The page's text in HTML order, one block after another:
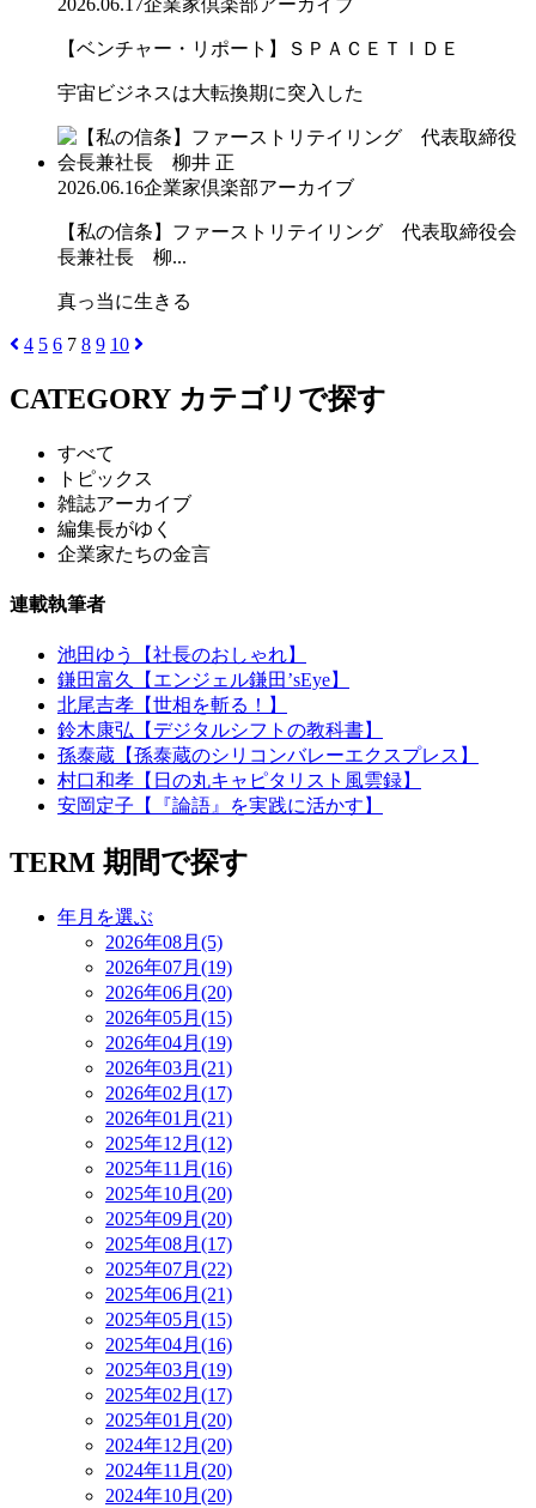
【ベンチャー・リポート】ＳＰＡＣＥＴＩＤＥ
宇宙ビジネスは大転換期に突入した
2026.06.16企業家倶楽部アーカイブ
【私の信条】ファーストリテイリング 代表取締役会
長兼社長 柳...
真っ当に生きる
4 5 6 7 8 9 10
CATEGORY カテゴリで探す
すべて
トピックス
雑誌アーカイブ
編集長がゆく
企業家たちの金言
連載執筆者
池田ゆう【社長のおしゃれ】
鎌田富久【エンジェル鎌田’sEye】
北尾吉孝【世相を斬る！】
鈴木康弘【デジタルシフトの教科書】
孫泰蔵【孫泰蔵のシリコンバレーエクスプレス】
村口和孝【日の丸キャピタリスト風雲録】
安岡定子【『論語』を実践に活かす】
TERM 期間で探す
年月を選ぶ
2026年08月(5)
2026年07月(19)
2026年06月(20)
2026年05月(15)
2026年04月(19)
2026年03月(21)
2026年02月(17)
2026年01月(21)
2025年12月(12)
2025年11月(16)
2025年10月(20)
2025年09月(20)
2025年08月(17)
2025年07月(22)
2025年06月(21)
2025年05月(15)
2025年04月(16)
2025年03月(19)
2025年02月(17)
2025年01月(20)
2024年12月(20)
2024年11月(20)
2024年10月(20)